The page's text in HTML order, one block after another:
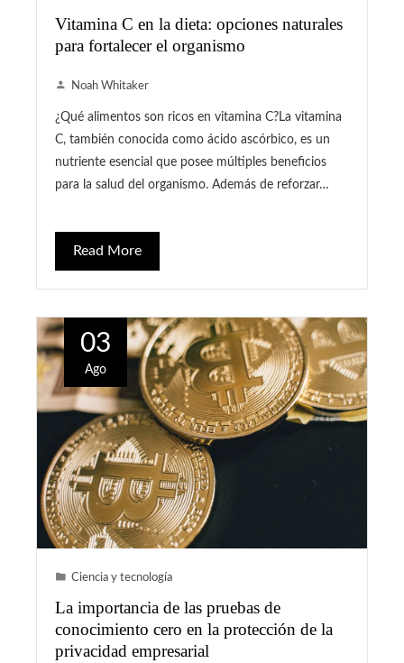
Vitamina C en la dieta: opciones naturales
para fortalecer el organismo
Noah Whitaker
¿Qué alimentos son ricos en vitamina C?La vitamina
C, también conocida como ácido ascórbico, es un
nutriente esencial que posee múltiples beneficios
para la salud del organismo. Además de reforzar…
Read More
03
Ago
Ciencia y tecnología
La importancia de las pruebas de
conocimiento cero en la protección de la
privacidad empresarial